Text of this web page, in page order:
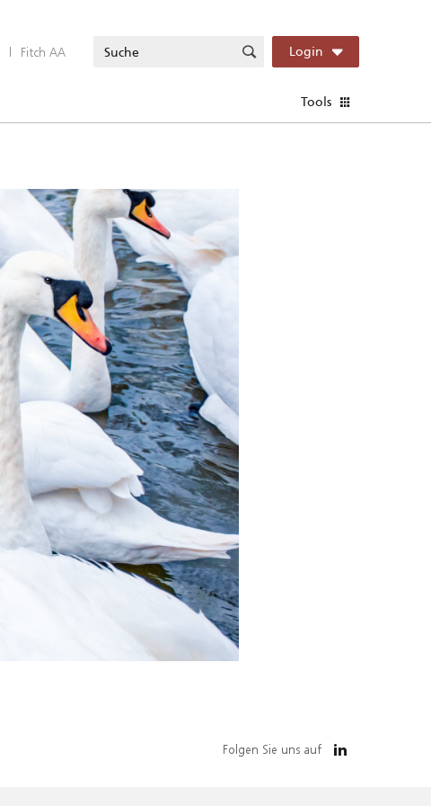
| Fitch AA Login
Tools
Folgen Sie uns auf